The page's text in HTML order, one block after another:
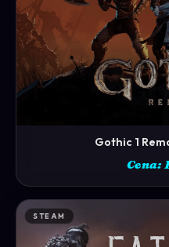
Gothic 1
Cena:
STEAM